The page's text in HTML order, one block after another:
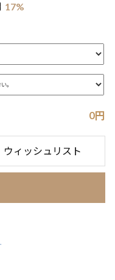
17%
0円
ウィッシュリスト